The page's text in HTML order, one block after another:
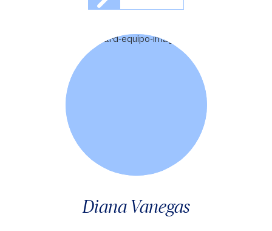
Diana Vanegas